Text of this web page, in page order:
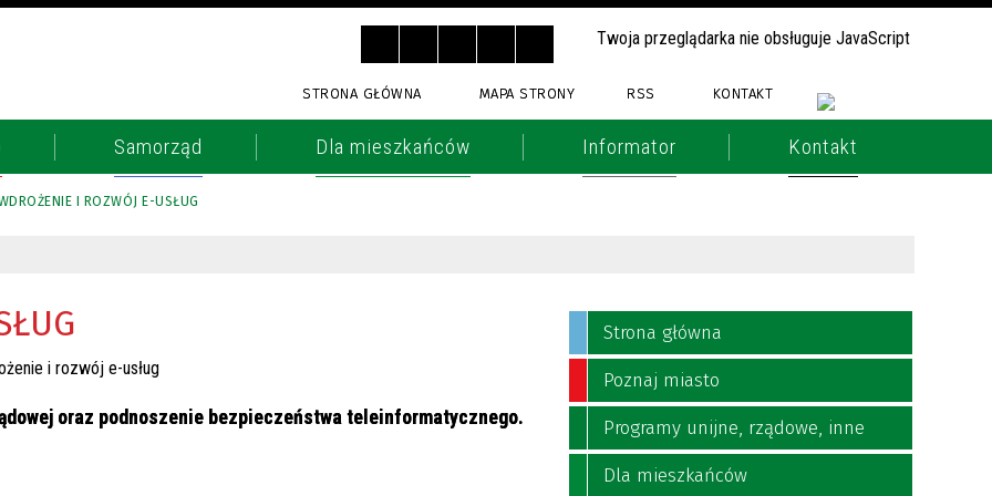
Twoja przeglądarka nie obsługuje JavaScript
STRONA GŁÓWNA MAPA STRONY RSS KONTAKT
Samorząd Dla mieszkańców Informator Kontakt
I ROZWÓJ E-USŁUG
oraz podnoszenie bezpieczeństwa teleinformatycznego.
Strona główna
Poznaj miasto
Programy unijne, rządowe, inne
Dla mieszkańców